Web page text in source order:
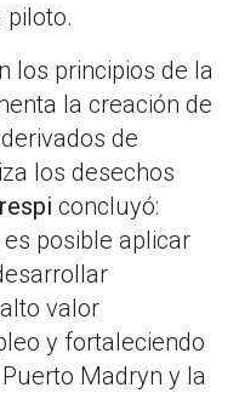
los principios de la
la creación de
de
los desechos
concluyó:
posible aplicar
valor
y fortaleciendo
Madryn y la